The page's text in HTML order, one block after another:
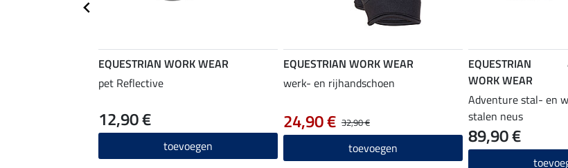
EQUESTRIAN WORK WEAR
pet Reflective
12,90 €
toevoegen
EQUESTRIAN WORK WEAR
werk- en rijhandschoen
32,90 €
24,90 €
toevoegen
EQUESTRIAN
WORK WEAR
Adventure stal- en
stalen neus
89,90 €